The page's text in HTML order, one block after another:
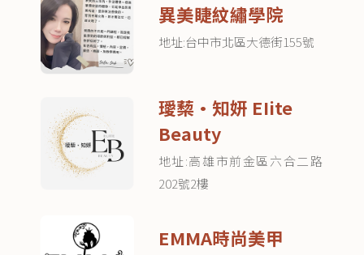
異美睫紋繡學院
地址:台中市北區大德街155號
璦蔾•知妍 EIite
Beauty
地址:高雄市前金區六合二路
202號2樓
EMMA時尚美甲